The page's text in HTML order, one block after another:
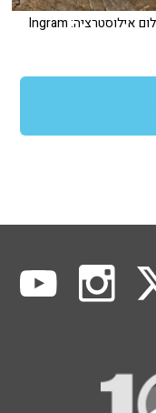
| צילום אילוסטרציה: Ingram